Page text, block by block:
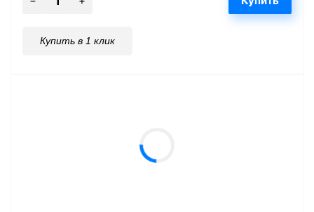
Купить в 1 клик